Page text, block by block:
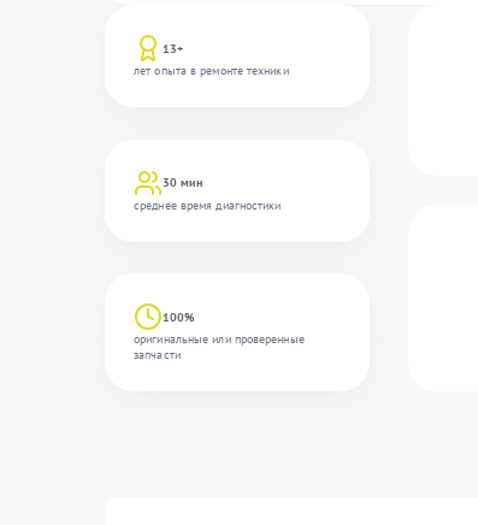
13+
лет опыта в ремонте техники
30 мин
среднее время диагностики
100%
оригинальные или проверенные
запчасти